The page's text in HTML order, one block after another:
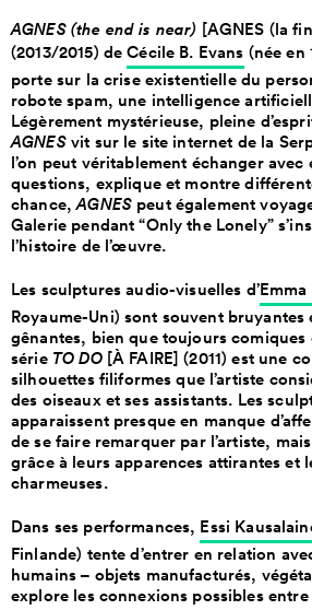
AGNES (the end is near) [AGNES (la
(2013/2015) deCécile B. Evans (née en
porte sur la crise existentielle du
robote spam, une intelligence
Légèrement mystérieuse, pleine
AGNESvit sur le site internet de la
l’on peut véritablement échanger avec
questions, explique et montre
chance,AGNES peut également
Galerie pendant “Only the Lonely”
l’histoire de l’œuvre.
Les sculptures audio-visuelles d’
Royaume-Uni) sont souvent bruyantes
gênantes, bien que toujours comiques
série TO DO[À FAIRE] (2011) est une
silhouettes filiformes que l’artiste
des oiseaux et ses assistants. Les
apparaissent presque en manque
de se faire remarquer par l’artiste,
grâce à leurs apparences attirantes et
charmeuses.
Dans ses performances, Essi
Finlande) tente d’entrer en relation
humains – objets manufacturés,
explore les connexions possibles